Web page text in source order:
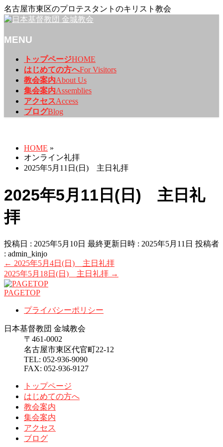
名古屋市東区のプロテスタントのキリスト教会
MENU
トップページHOME
はじめての方へFor Visitors
教会案内About Us
集会案内Assemblies
アクセスAccess
ブログBlog
HOME »
オンライン礼拝
2025年5月11日(日) 主日礼拝
2025年5月11日(日) 主日礼
拝
投稿日 : 2025年5月10日 最終更新日時 : 2025年5月11日 投稿者
: admin_kinjo
← 2025年5月4日(日) 主日礼拝
2025年5月18日(日) 主日礼拝 →
PAGETOP
プライバシーポリシー
日本基督教団 金城教会
〒461-0002
名古屋市東区代官町22-12
TEL: 052-936-9090
FAX: 052-936-9127
トップページ
はじめての方へ
教会案内
集会案内
アクセス
ブログ